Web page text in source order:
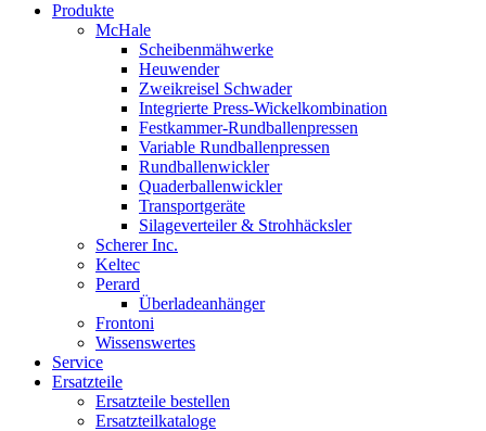
Produkte
McHale
Scheibenmähwerke
Heuwender
Zweikreisel Schwader
Integrierte Press-Wickelkombination
Festkammer-Rundballenpressen
Variable Rundballenpressen
Rundballenwickler
Quaderballenwickler
Transportgeräte
Silageverteiler & Strohhäcksler
Scherer Inc.
Keltec
Perard
Überladeanhänger
Frontoni
Wissenswertes
Service
Ersatzteile
Ersatzteile bestellen
Ersatzteilkataloge